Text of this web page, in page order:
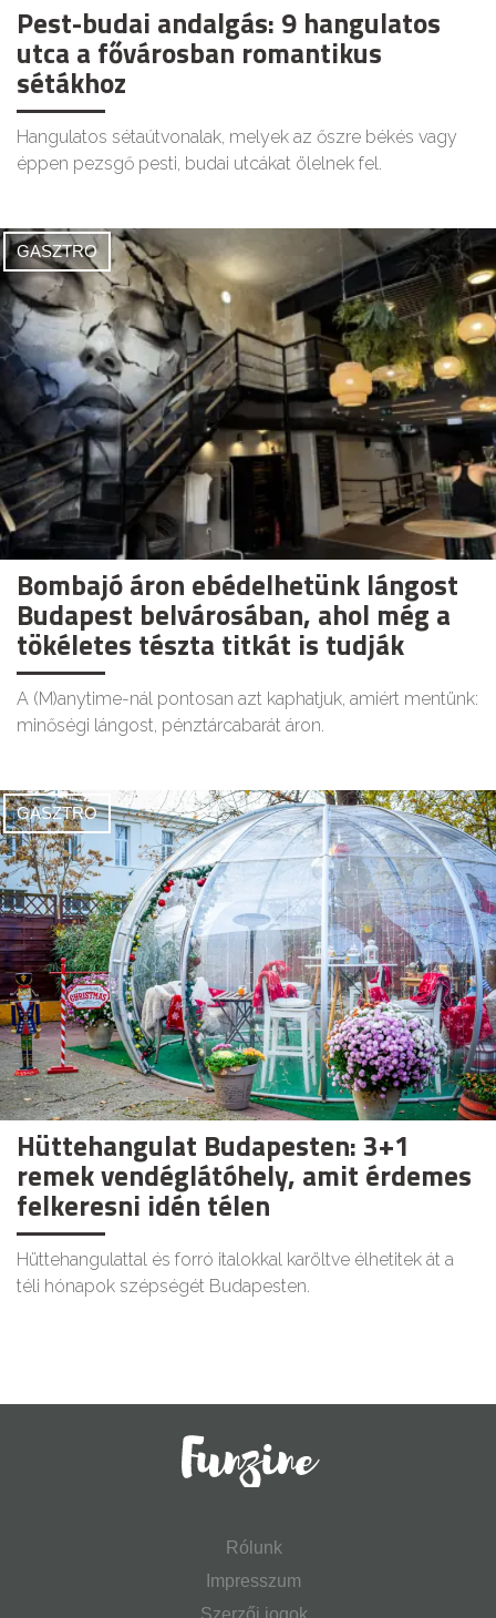
Pest-budai andalgás: 9 hangulatos
utca a fővárosban romantikus
sétákhoz
Hangulatos sétaútvonalak, melyek az őszre békés vagy
éppen pezsgő pesti, budai utcákat ölelnek fel.
GASZTRO
Bombajó áron ebédelhetünk lángost
Budapest belvárosában, ahol még a
tökéletes tészta titkát is tudják
A (M)anytime-nál pontosan azt kaphatjuk, amiért mentünk:
minőségi lángost, pénztárcabarát áron.
GASZTRO
Hüttehangulat Budapesten: 3+1
remek vendéglátóhely, amit érdemes
felkeresni idén télen
Hüttehangulattal és forró italokkal karöltve élhetitek át a
téli hónapok szépségét Budapesten.
Rólunk
Impresszum
Szerzői jogok